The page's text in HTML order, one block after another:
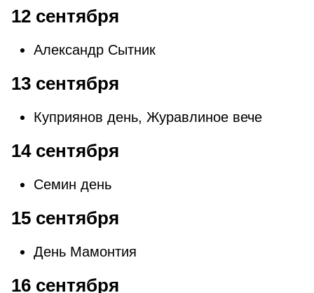
12 сентября
Александр Сытник
13 сентября
Куприянов день, Журавлиное вече
14 сентября
Семин день
15 сентября
День Мамонтия
16 сентября